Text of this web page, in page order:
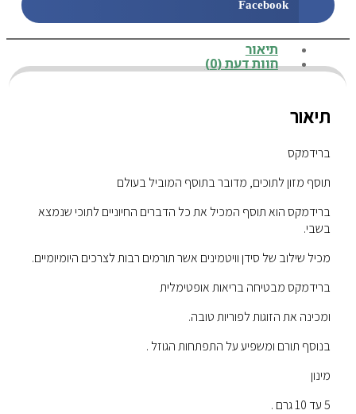
Facebook
תיאור
חוות דעת (0)
תיאור
ברידמקס
תוסף מזון לתוכים, מדובר בתוסף המוביל בעולם
ברידמקס הוא תוסף המכיל את כל הדברים החיוניים לתוכי שנמצא
בשבי.
מכיל שילוב של סידן וויטמינים אשר תורמים רבות לצרכים היומיומיים.
ברידמקס מבטיחה בריאות אופטימלית
ומכינה את הזוגות לפוריות טובה.
בנוסף תורם ומשפיע על התפתחות הגוזל .
מינון
5 עד 10 גרם .